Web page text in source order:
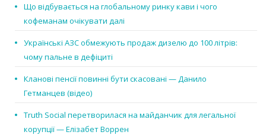
Що відбувається на глобальному ринку кави і чого
кофеманам очікувати далі
Українські АЗС обмежують продаж дизелю до 100 літрів:
чому пальне в дефіциті
Кланові пенсії повинні бути скасовані — Данило
Гетманцев (відео)
Truth Social перетворилася на майданчик для легальної
корупції — Елізабет Воррен